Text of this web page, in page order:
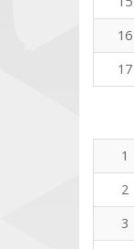
16
17
1
2
3